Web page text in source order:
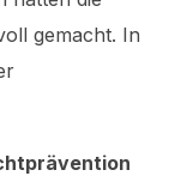
gemacht. In